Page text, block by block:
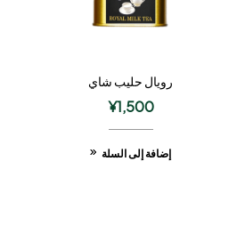
رويال حليب شاي
¥1,500
إضافة إلى السلة